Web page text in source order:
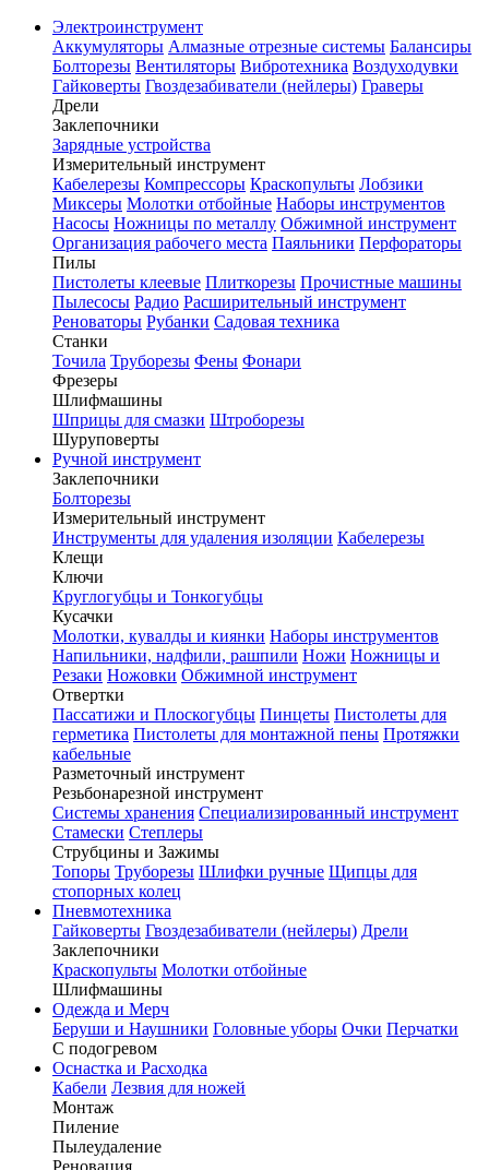
Электроинструмент
Аккумуляторы Алмазные отрезные системы Балансиры
Болторезы Вентиляторы Вибротехника Воздуходувки
Гайковерты Гвоздезабиватели (нейлеры) Граверы
Дрели
Заклепочники
Зарядные устройства
Измерительный инструмент
Кабелерезы Компрессоры Краскопульты Лобзики
Миксеры Молотки отбойные Наборы инструментов
Насосы Ножницы по металлу Обжимной инструмент
Организация рабочего места Паяльники Перфораторы
Пилы
Пистолеты клеевые Плиткорезы Прочистные машины
Пылесосы Радио Расширительный инструмент
Реноваторы Рубанки Садовая техника
Станки
Точила Труборезы Фены Фонари
Фрезеры
Шлифмашины
Шприцы для смазки Штроборезы
Шуруповерты
Ручной инструмент
Заклепочники
Болторезы
Измерительный инструмент
Инструменты для удаления изоляции Кабелерезы
Клещи
Ключи
Круглогубцы и Тонкогубцы
Кусачки
Молотки, кувалды и киянки Наборы инструментов
Напильники, надфили, рашпили Ножи Ножницы и
Резаки Ножовки Обжимной инструмент
Отвертки
Пассатижи и Плоскогубцы Пинцеты Пистолеты для
герметика Пистолеты для монтажной пены Протяжки
кабельные
Разметочный инструмент
Резьбонарезной инструмент
Системы хранения Специализированный инструмент
Стамески Степлеры
Струбцины и Зажимы
Топоры Труборезы Шлифки ручные Щипцы для
стопорных колец
Пневмотехника
Гайковерты Гвоздезабиватели (нейлеры) Дрели
Заклепочники
Краскопульты Молотки отбойные
Шлифмашины
Одежда и Мерч
Беруши и Наушники Головные уборы Очки Перчатки
С подогревом
Оснастка и Расходка
Кабели Лезвия для ножей
Монтаж
Пиление
Пылеудаление
Реновация